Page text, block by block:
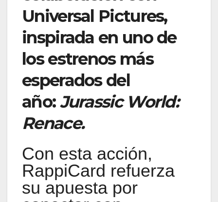
Universal Pictures,
inspirada en uno de
los estrenos más
esperados del
año:Jurassic World:
Renace.
Con esta acción,
RappiCard refuerza
su apuesta por